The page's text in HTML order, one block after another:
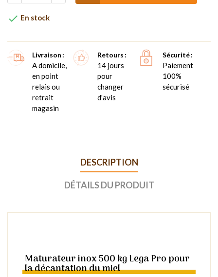
 En stock
Livraison
A domicile,
en point
relais ou
retrait
magasin
Retours
14 jours
pour
changer
d'avis
Sécurité
Paiement
100%
sécurisé
DESCRIPTION
DÉTAILS DU PRODUIT
Maturateur inox 500 kg Lega Pro pour
la décantation du miel